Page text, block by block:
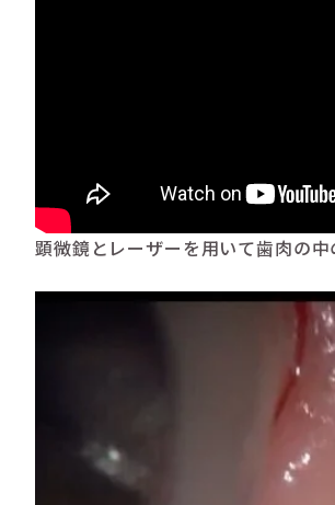
顕微鏡とレーザーを用いて歯肉の中